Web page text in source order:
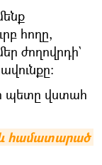
հողը,
ժողովրդի`
պետը վստահ
և համատարած